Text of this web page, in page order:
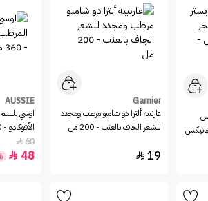
Garnier
غارنييه ألترا دو شامبو مرطب ومجدد
للشعر الجاف بالعنب - 200 مل
19

AUSSIE
اوسي‏
الأفوكادو - 360 مل
60

48
